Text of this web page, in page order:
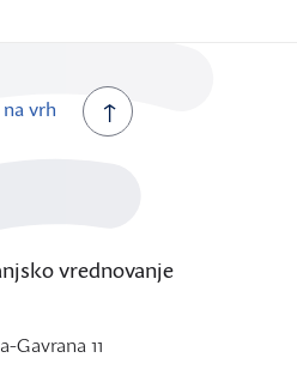
vrh
vrednovanje
Gavrana 11